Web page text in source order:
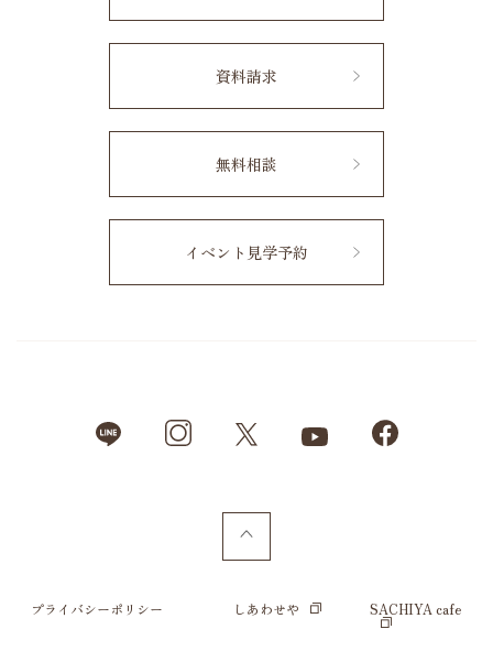
資料請求
無料相談
イベント見学予約
プライバシーポリシー しあわせや SACHIYA cafe